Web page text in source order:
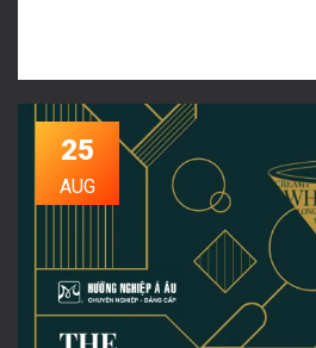
25
AUG